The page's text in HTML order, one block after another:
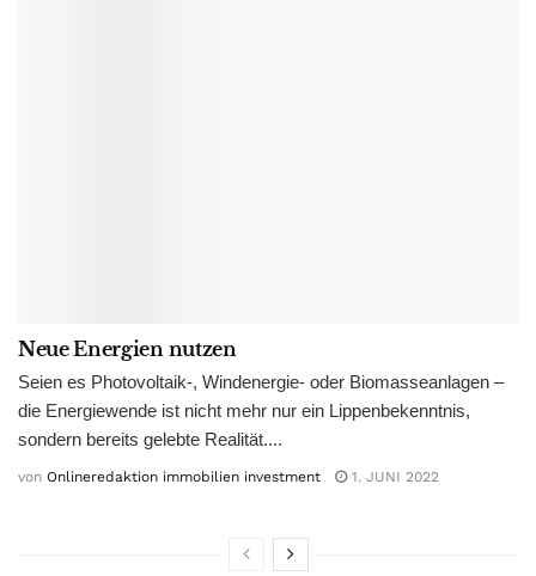
Neue Energien nutzen
Seien es Photovoltaik-, Windenergie- oder Biomasseanlagen –
die Energiewende ist nicht mehr nur ein Lippenbekenntnis,
sondern bereits gelebte Realität....
von Onlineredaktion immobilien investment 1. JUNI 2022